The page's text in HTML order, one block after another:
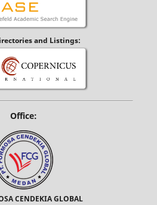
and Listings:
Office:
CENDEKIA GLOBAL